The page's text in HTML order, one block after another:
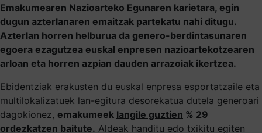
Emakumearen Nazioarteko Egunaren karietara, egin
dugun azterlanaren emaitzak partekatu nahi ditugu.
Azterlan horren helburua da genero-berdintasunaren
egoera ezagutzea euskal enpresen nazioartekotzearen
arloan eta horren azpian dauden arrazoiak ikertzea.
Ebidentziak erakusten du euskal enpresa esportatzaile eta
multilokalizatuek lan-egitura desorekatua dutela generoari
dagokionez, emakumeek langile guztien % 29
ordezkatzen baitute. Aldeak handitu edo txikitu egiten